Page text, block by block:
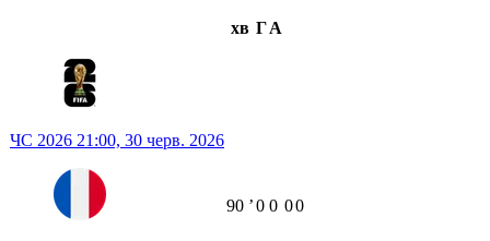
хв ГА
ЧС 2026 21:00, 30 черв. 2026
90 ʼ0 0 00